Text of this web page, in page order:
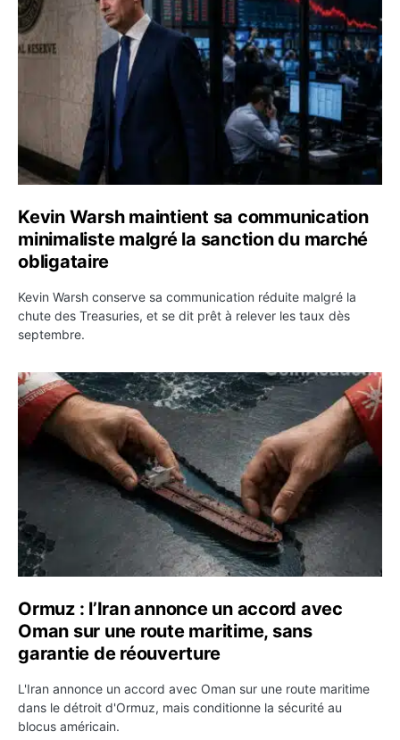
Kevin Warsh maintient sa communication
minimaliste malgré la sanction du marché
obligataire
Kevin Warsh conserve sa communication réduite malgré la
chute des Treasuries, et se dit prêt à relever les taux dès
septembre.
Ormuz : l’Iran annonce un accord avec Oman sur une
Ormuz : l’Iran annonce un accord avec
Oman sur une route maritime, sans
garantie de réouverture
L'Iran annonce un accord avec Oman sur une route maritime
dans le détroit d'Ormuz, mais conditionne la sécurité au
blocus américain.